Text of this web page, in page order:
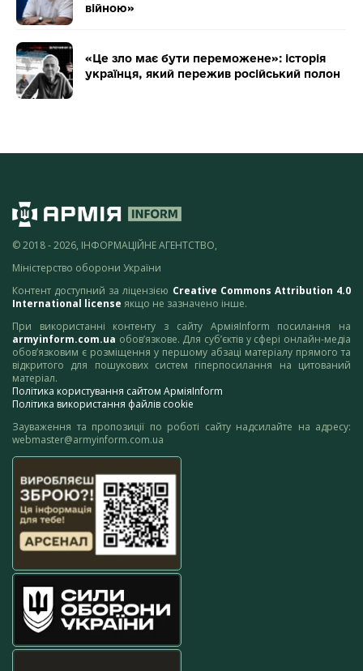
війною»
«Це зло має бути переможене»: історія
українця, який пережив російський полон
© 2018 - 2026, ІНФОРМАЦІЙНЕ АГЕНТСТВО,
Міністерство оборони України
Контент доступний за ліцензією Creative Commons Attribution 4.0
International license якщо не зазначено інше.
При використанні контенту з сайту АрміяInform посилання на
armyinform.com.ua обов’язкове. Для суб’єктів у сфері онлайн-медіа
обов’язковим є розміщення у першому абзаці матеріалу прямого та
відкритого для пошукових систем гіперпосилання на цитований
матеріал.
Політика користування сайтом АрміяInform
Політика використання файлів cookie
Зауваження та пропозиції по роботі сайту надсилайте на адресу:
webmaster@armyinform.com.ua